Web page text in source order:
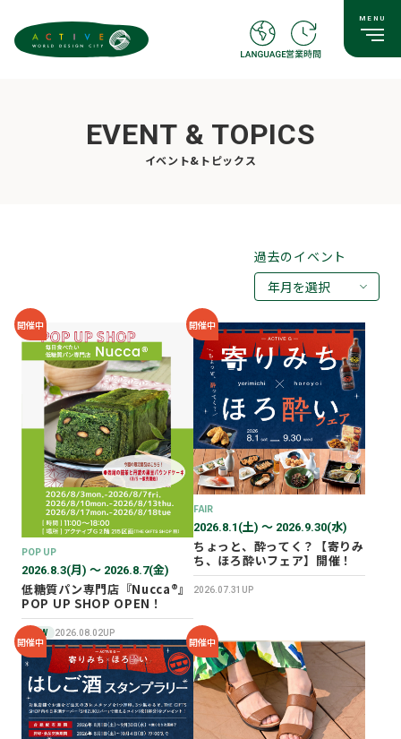
EVENT & TOPICS
イベント&トピックス
過去のイベント
年月を選択
2026年07月
2026年05月
2026年03月
2026年02月
2025年12月
2025年11月
2025年10月
開催中
POP UP
2026.8.3(月) 〜 2026.8.7(金)
低糖質パン専門店『Nucca®』
POP UP SHOP OPEN！
NEW 2026.08.02UP
開催中
FAIR
2026.8.1(土) 〜 2026.9.30(水)
ちょっと、酔ってく？【寄りみ
ち、ほろ酔いフェア】開催！
2026.07.31UP
開催中 開催中